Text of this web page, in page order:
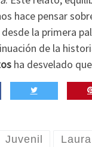
hace pensar
la primera
de la
ha desvelado que
Juvenil